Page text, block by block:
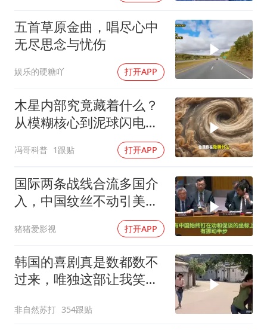
五首草原金曲，唱尽心中
无尽思念与忧伤
娱乐的硬糖吖 打开APP
木星内部究竟藏着什么？
从模糊核心到泥球闪电，
冯哥科普 1跟贴 打开APP
国际两条战线合流多国介
入，中国纹丝不动引美方
猪猪爱影视 打开APP
韩国的喜剧真是数都数不
过来，唯独这部让我笑到
非自然苏打 354跟贴